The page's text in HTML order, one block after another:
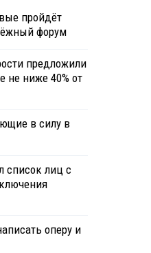
пройдёт
форум
предложили
не ниже 40% от
в силу в
список лиц с
оперу и